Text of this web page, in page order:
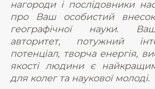
нагороди і послідовники
про Ваш особистий
географічної науки.
авторитет, потужний
потенціал, творча енергія,
якості людини є
для колег та наукової молоді.